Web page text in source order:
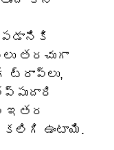
తరచుగా
ట్రాప్‌లు,
ఇతర
కలిగి ఉంటాయి.